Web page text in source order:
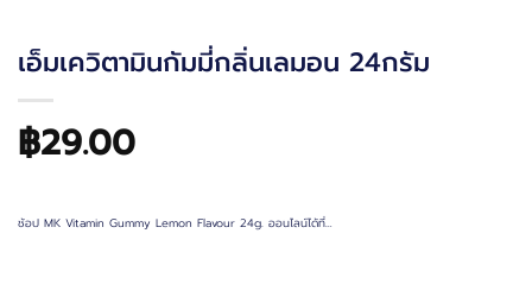
เอ็มเควิตามินกัมมี่กลิ่นเลมอน 24กรัม
฿29.00
ช้อป MK Vitamin Gummy Lemon Flavour 24g. ออนไลน์ได้ที่…